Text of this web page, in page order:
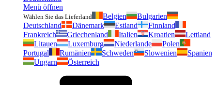
Menü öffnen
Wählen Sie das Lieferland Belgien
Bulgarien
Deutschland
Dänemark Estland
Finnland
Frankreich
Griechenland Italien Kroatien
Lettland
Litauen
Luxemburg Niederlande
Polen
Portugal
Rumänien Schweden Slowenien
Spanien
Ungarn
Österreich